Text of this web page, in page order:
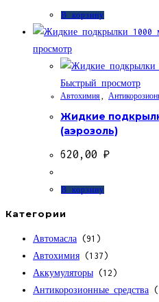
В корзину
просмотр
Быстрый просмотр
Автохимия
Жидкие
(аэрозоль)
620,00 ₽
В корзину
Категории
Автомасла (91)
Автохимия (137)
Аккумуляторы (12)
Антикорозионные средства